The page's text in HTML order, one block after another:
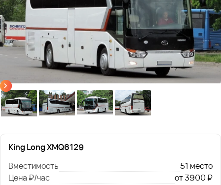
King Long XMQ6129
Вместимость
51 место
Цена ₽/час
от 3900 ₽